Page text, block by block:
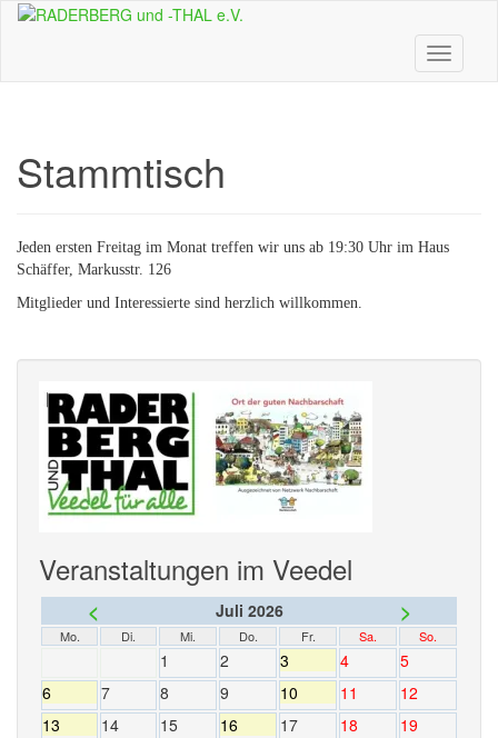
Skip
content
Toggle
Stammtisch
Jeden ersten Freitag im Monat treffen wir uns ab 19:30 Uhr im Haus
Schäffer, Markusstr. 126
Mitglieder und Interessierte sind herzlich willkommen.
Veranstaltungen im Veedel
< Juli 2026 >
Mo. Di. Mi. Do. Fr. Sa. So.
1 2 3 4
5
6
7 8 9 10 11
12
13
14 15 16 17 18
19